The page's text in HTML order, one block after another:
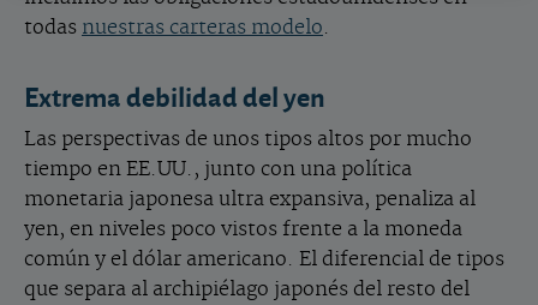
todas nuestras carteras modelo.
Extrema debilidad del yen
Las perspectivas de unos tipos altos por mucho
tiempo en EE.UU., junto con una política
monetaria japonesa ultra expansiva, penaliza al
yen, en niveles poco vistos frente a la moneda
común y el dólar americano. El diferencial de tipos
que separa al archipiélago japonés del resto del